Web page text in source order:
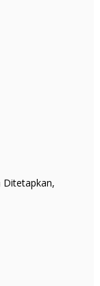
Ditetapkan,